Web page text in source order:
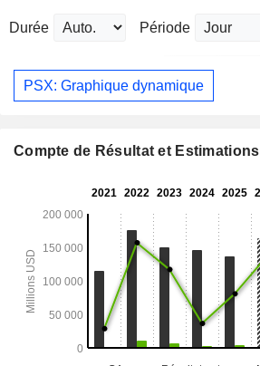
Durée Période
PSX: Graphique dynamique
Compte de Résultat et Estimations